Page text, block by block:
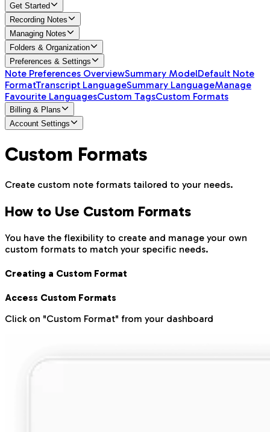
Get Started
Recording Notes
Managing Notes
Folders & Organization
Preferences & Settings
Note Preferences OverviewSummary ModelDefault Note
FormatTranscript LanguageSummary LanguageManage
Favourite LanguagesCustom TagsCustom Formats
Billing & Plans
Account Settings
Custom Formats
Create custom note formats tailored to your needs.
How to Use Custom Formats
You have the flexibility to create and manage your own
custom formats to match your specific needs.
Creating a Custom Format
Access Custom Formats
Click on "Custom Format" from your dashboard